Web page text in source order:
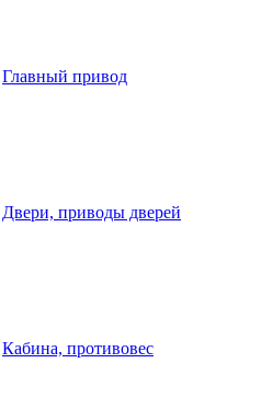
Главный привод
Двери, приводы дверей
Кабина, противовес